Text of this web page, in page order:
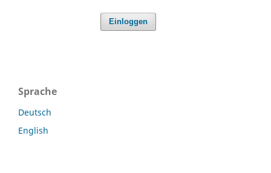
Einloggen
Sprache
Deutsch
English